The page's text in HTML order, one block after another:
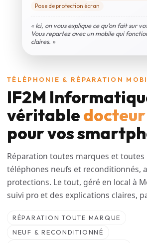
TÉLÉPHONIE & RÉPARATION
IF2M
véritabledocteur
pour vos
Réparation toutes marques et toutes
téléphones neufs et reconditionnés,
protections. Le tout, géré en local à
suivi pro et des explications claires,
RÉPARATION TOUTE MARQUE
NEUF & RECONDITIONNÉ
Pose de protection écran
« Ici, on vous explique ce qu’on fait sur
Vous repartez avec un mobile qui
claires. »